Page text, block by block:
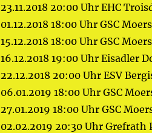
23.11.2018 20:00 Uhr EHC
01.12.2018 18:00 Uhr GSC
15.12.2018 18:00 Uhr GSC
16.12.2018 19:00 Uhr Eisadler
22.12.2018 20:00 Uhr ESV
06.01.2019 18:00 Uhr GSC
27.01.2019 18:00 Uhr GSC
02.02.2019 20:30 Uhr Grefrath